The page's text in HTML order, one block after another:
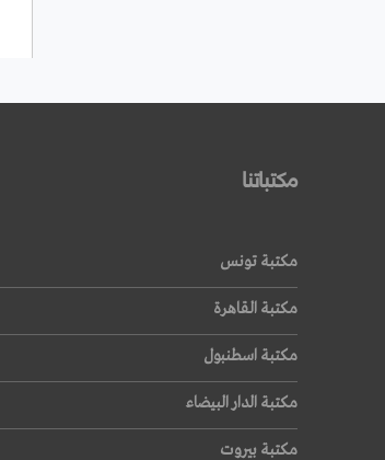
مكتباتنا
مكتبة تونس
مكتبة القاهرة
مكتبة اسطنبول
مكتبة الدار البيضاء
مكتبة بيروت